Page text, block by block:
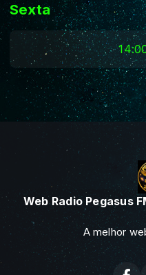
Sexta
Web Radio Pegasus
A melhor